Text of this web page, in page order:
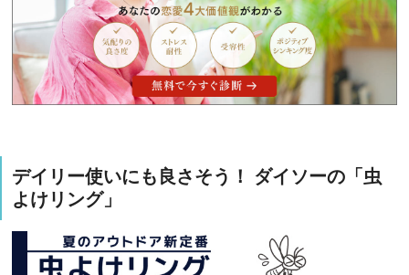
デイリー使いにも良さそう！ ダイソーの「虫
よけリング」